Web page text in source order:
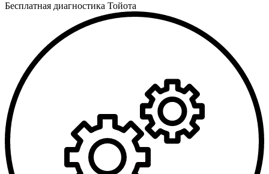
Бесплатная диагностика Тойота